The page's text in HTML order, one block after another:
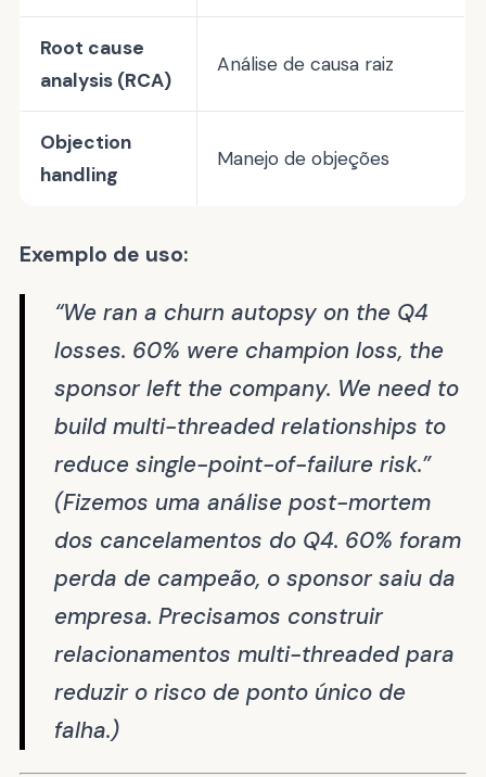
Root cause
analysis (RCA)
Análise de causa raiz
Objection
handling
Manejo de objeções
Exemplo de uso:
“We ran a churn autopsy on the Q4
losses. 60% were champion loss, the
sponsor left the company. We need to
build multi-threaded relationships to
reduce single-point-of-failure risk.”
(Fizemos uma análise post-mortem
dos cancelamentos do Q4. 60% foram
perda de campeão, o sponsor saiu da
empresa. Precisamos construir
relacionamentos multi-threaded para
reduzir o risco de ponto único de
falha.)